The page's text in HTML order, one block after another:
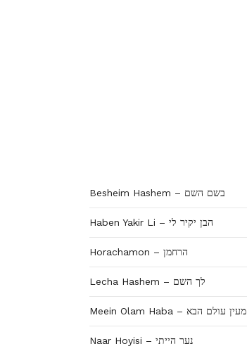
Besheim Hashem – בשם השם
Haben Yakir Li – הבן יקיר לי
Horachamon – הרחמן
Lecha Hashem – לך השם
Meein Olam Haba – מעין עולם הבא
Naar Hoyisi – נער הייתי